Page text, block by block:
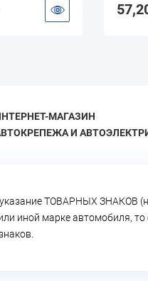
МАГАЗИН
И
ТОВАРНЫХ ЗНАКОВ
иной марке автомобиля,